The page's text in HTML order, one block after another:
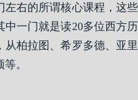
左右的所谓核心课程，这些
中一门就是读20多位西方历
从柏拉图、希罗多德、亚里
。